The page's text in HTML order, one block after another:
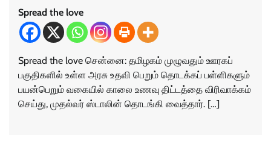
Spread the love
Spread the love சென்னை: தமிழகம் முழுவதும் ஊரகப்
பகுதிகளில் உள்ள அரசு உதவி பெறும் தொடக்கப் பள்ளிகளும்
பயன்பெறும் வகையில் காலை உணவு திட்டத்தை விரிவாக்கம்
செய்து, முதல்வர் ஸ்டாலின் தொடங்கி வைத்தார். […]